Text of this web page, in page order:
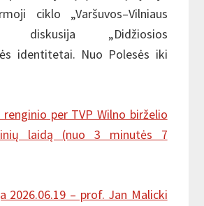
ciklo „Varšuvos–Vilniaus
diskusija „Didžiosios
identitetai. Nuo Polesės iki
renginio per TVP Wilno birželio
laidą (nuo 3 minutės 7
2026.06.19 – prof. Jan Malicki